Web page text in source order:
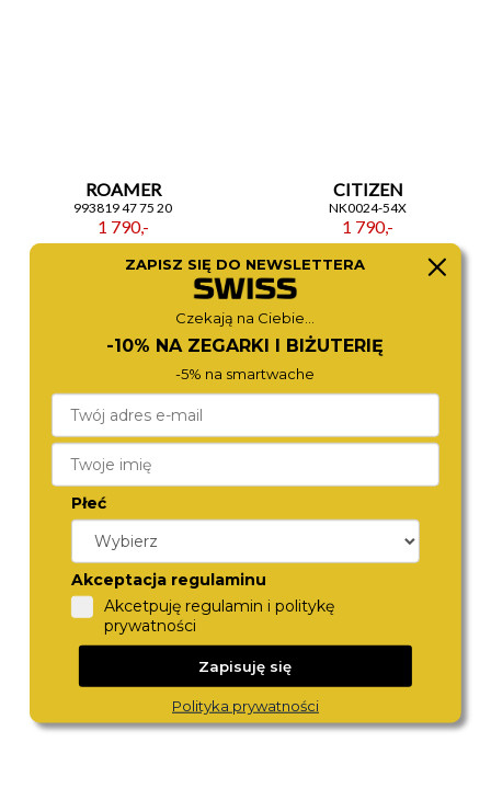
ROAMER
993819 47 75 20
1 790,-
CITIZEN
NK0024-54X
1 790,-
ZEPPELIN
8662-4
1 580,-
ROAMER
718833 41 75 20
ZAPISZ SIĘ DO NEWSLETTERA
Czekają na Ciebie...
-10% NA ZEGARKI I BIŻUTERIĘ
-5% na smartwache
Płeć
Akceptacja regulaminu
Akcetpuję regulamin i politykę
prywatności
Zapisuję się
Polityka prywatności